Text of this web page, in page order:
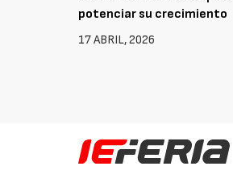
potenciar su crecimiento
17 ABRIL, 2026